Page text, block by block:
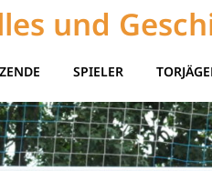
und
SPIELER